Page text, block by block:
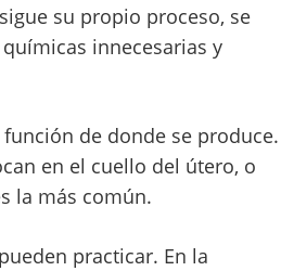
su propio proceso, se
innecesarias y
de donde se produce.
en el cuello del útero, o
la más común.
practicar. En la